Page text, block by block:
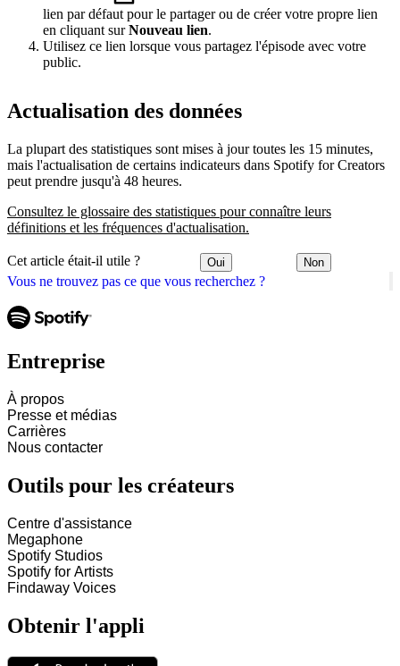
Vous ne trouvez pas ce que vous recherchez ?
lien par défaut pour le partager ou de créer votre propre lien
en cliquant surNouveau lien.
Utilisez ce lien lorsque vous partagez l'épisode avec votre
public.
Actualisation des données
La plupart des statistiques sont mises à jour toutes les 15 minutes,
mais l'actualisation de certains indicateurs dans Spotify for Creators
peut prendre jusqu'à 48 heures.
Consultez le glossaire des statistiques pour connaître leurs
définitions et les fréquences d'actualisation.
Cet article était-il utile ? Oui Non
Entreprise
À propos
Presse et médias
Carrières
Nous contacter
Outils pour les créateurs
Centre d'assistance
Megaphone
Spotify Studios
Spotify for Artists
Findaway Voices
Obtenir l'appli